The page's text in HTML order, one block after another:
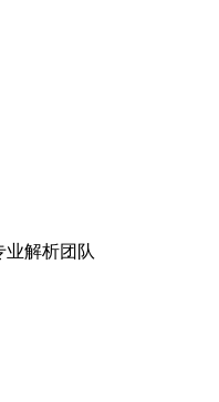
业解析团队